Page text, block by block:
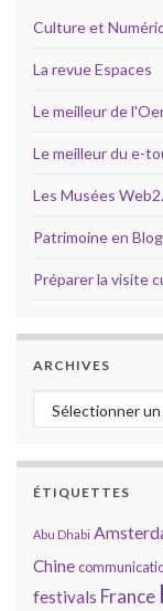
Culture et
La revue Espaces
Le meilleur de
Le meilleur du e-
Les Musées
Patrimoine en Blog
Préparer la visite
ARCHIVES
Archives
ÉTIQUETTES
Abu Dhabi
Chine
festivals France